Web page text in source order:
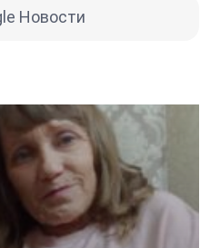
Новости